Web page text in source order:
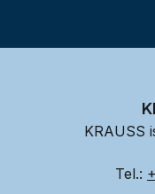
KRAUSS
Tel.: